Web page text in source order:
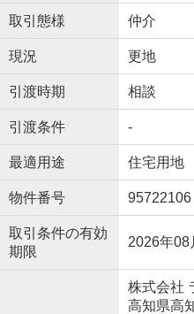
取引態様 仲介
現況 更地
引渡時期 相談
引渡条件 -
最適用途 住宅用地
物件番号 95722106
取引条件の有効
期限
2026年08
株式会社
高知県高